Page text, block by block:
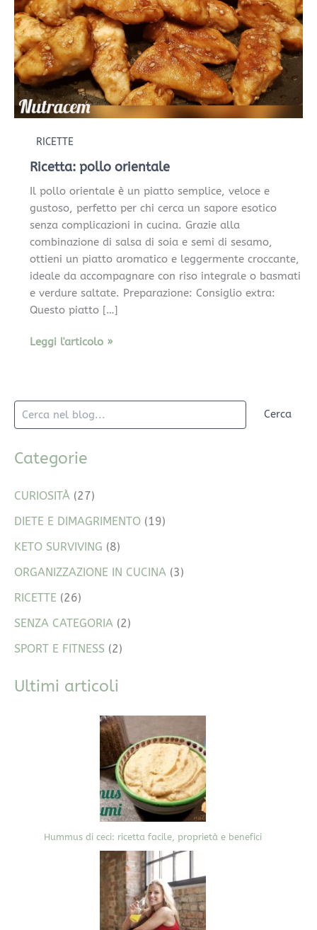
RICETTE
Ricetta: pollo orientale
Il pollo orientale è un piatto semplice, veloce e
gustoso, perfetto per chi cerca un sapore esotico
senza complicazioni in cucina. Grazie alla
combinazione di salsa di soia e semi di sesamo,
ottieni un piatto aromatico e leggermente croccante,
ideale da accompagnare con riso integrale o basmati
e verdure saltate. Preparazione: Consiglio extra:
Questo piatto […]
Leggi l'articolo »
Cerca
Categorie
CURIOSITÀ (27)
DIETE E DIMAGRIMENTO (19)
KETO SURVIVING (8)
ORGANIZZAZIONE IN CUCINA (3)
RICETTE (26)
SENZA CATEGORIA (2)
SPORT E FITNESS (2)
Ultimi articoli
Hummus di ceci: ricetta facile, proprietà e benefici